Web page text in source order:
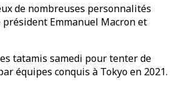
de nombreuses personnalités
Emmanuel Macron et
tatamis samedi pour tenter de
équipes conquis à Tokyo en 2021.